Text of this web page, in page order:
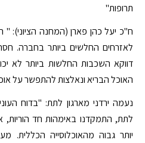
תרופות"
ח"כ יעל כהן פארן (המחנה הציוני):
לאזרחים החלשים ביותר בחברה.
דווקא השכבות החלשות ביותר לא
האוכל הבריא ונאלצות להתפשר על
נעמה ירדני מארגון לתת: "בדוח
לתת, התמקדנו באימהות חד הוריות,
יותר גבוה מהאוכלוסייה הכללית.